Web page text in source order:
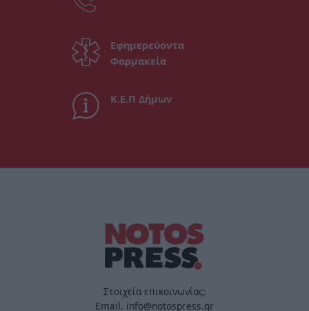
Εφημερεύοντα
Φαρμακεία
Κ.Ε.Π Δήμων
Στοιχεία επικοινωνίας:
Email. info@notospress.gr